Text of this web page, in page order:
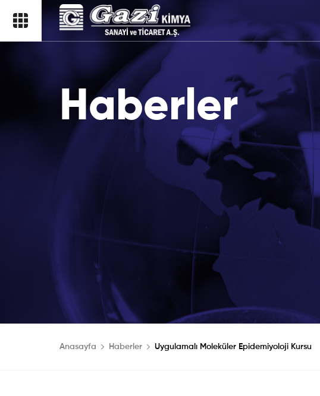
Haberler
Anasayfa Haberler Uygulamalı Moleküler Epidemiyoloji Kursu